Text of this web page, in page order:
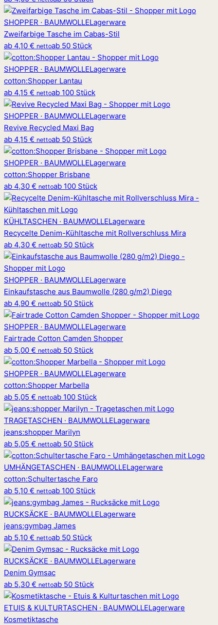
SHOPPER · BAUMWOLLELagerware
Zweifarbige Tasche im Cabas-Stil
ab 4,10 € nettoab 50 Stück
SHOPPER · BAUMWOLLELagerware
cotton:Shopper Lantau
ab 4,15 € nettoab 100 Stück
SHOPPER · BAUMWOLLELagerware
Revive Recycled Maxi Bag
ab 4,15 € nettoab 50 Stück
SHOPPER · BAUMWOLLELagerware
cotton:Shopper Brisbane
ab 4,30 € nettoab 100 Stück
KÜHLTASCHEN · BAUMWOLLELagerware
Recycelte Denim-Kühltasche mit Rollverschluss Mira
ab 4,30 € nettoab 50 Stück
SHOPPER · BAUMWOLLELagerware
Einkaufstasche aus Baumwolle (280 g/m2) Diego
ab 4,90 € nettoab 50 Stück
SHOPPER · BAUMWOLLELagerware
Fairtrade Cotton Camden Shopper
ab 5,00 € nettoab 50 Stück
SHOPPER · BAUMWOLLELagerware
cotton:Shopper Marbella
ab 5,05 € nettoab 100 Stück
TRAGETASCHEN · BAUMWOLLELagerware
jeans:shopper Marilyn
ab 5,05 € nettoab 50 Stück
UMHÄNGETASCHEN · BAUMWOLLELagerware
cotton:Schultertasche Faro
ab 5,10 € nettoab 100 Stück
RUCKSÄCKE · BAUMWOLLELagerware
jeans:gymbag James
ab 5,10 € nettoab 50 Stück
RUCKSÄCKE · BAUMWOLLELagerware
Denim Gymsac
ab 5,30 € nettoab 50 Stück
ETUIS & KULTURTASCHEN · BAUMWOLLELagerware
Kosmetiktasche